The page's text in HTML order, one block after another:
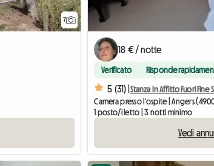
7
18 € / notte
Verificato Risponde
5 (31) |
Camera presso l'ospite | Angers
1 posto/i letto | 3 notti minimo
Vedi